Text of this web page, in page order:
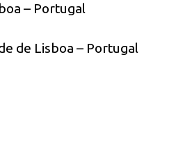
– Portugal
de Lisboa – Portugal